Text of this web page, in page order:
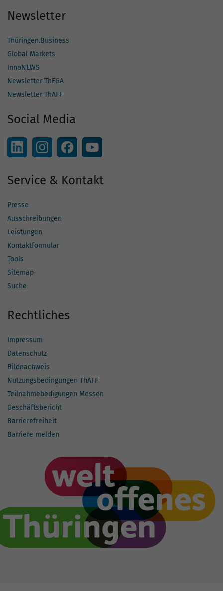
Newsletter
Thüringen.Business
Global Markets
InnoNEWS
Newsletter ThEGA
Newsletter ThAFF
Social Media
Service & Kontakt
Presse
Ausschreibungen
Leistungen
Kontaktformular
Tools
Sitemap
Suche
Rechtliches
Impressum
Datenschutz
Bildnachweis
Nutzungsbedingungen ThAFF
Teilnahmebedigungen Messen
Geschäftsbericht
Barrierefreiheit
Barriere melden